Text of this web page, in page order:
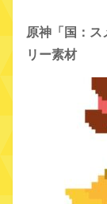
原神「国：ス
リー素材